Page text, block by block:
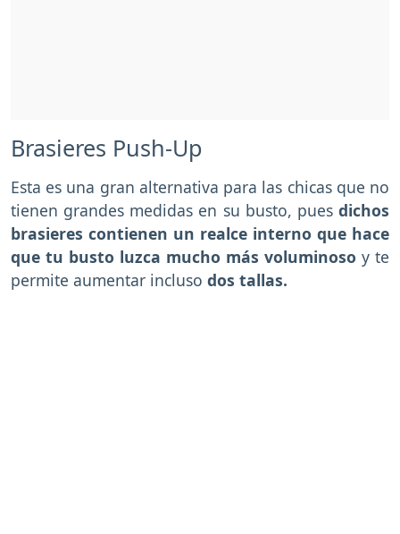
Brasieres Push-Up
Esta es una gran alternativa para las chicas que no
tienen grandes medidas en su busto, pues dichos
brasieres contienen un realce interno que hace
que tu busto luzca mucho más voluminoso y te
permite aumentar incluso dos tallas.